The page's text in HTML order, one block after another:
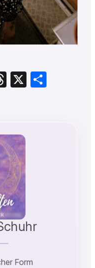
Threads
X Teilen
Form